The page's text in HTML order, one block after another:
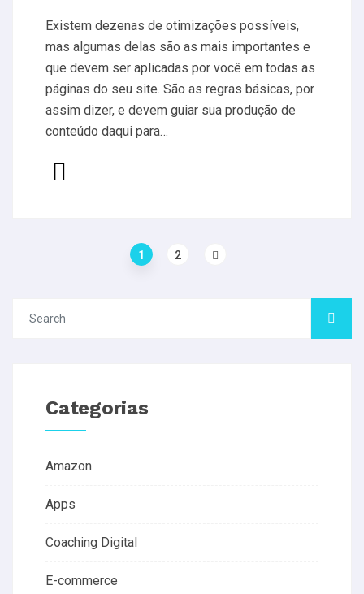
Existem dezenas de otimizações possíveis,
mas algumas delas são as mais importantes e
que devem ser aplicadas por você em todas as
páginas do seu site. São as regras básicas, por
assim dizer, e devem guiar sua produção de
conteúdo daqui para…
1 2
Categorias
Amazon
Apps
Coaching Digital
E-commerce